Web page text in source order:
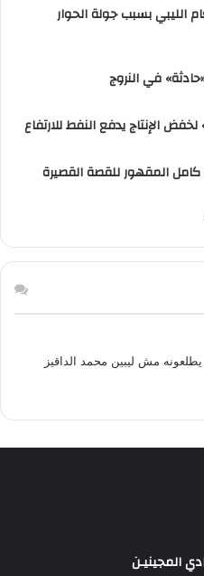
الليبي بسبب جولة الحوار
في النروج
الإنتاج يدفع النفط للارتفاع
كامل المقهور للقصة القصيرة
مش ليبين محمد الداقيز
المجينيـن